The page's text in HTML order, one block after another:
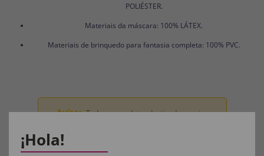
POLIÉSTER.
Materiais da máscara: 100% LÁTEX.
Materiais de brinquedo para fantasia completa: 100% PVC.
Aviso: Todos os produtos destinados a crianças
¡Hola!